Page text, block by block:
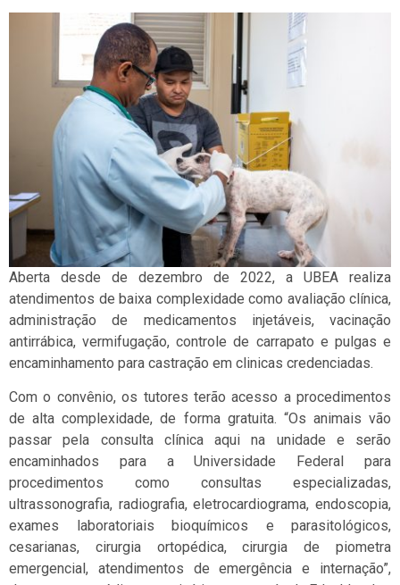
Aberta desde de dezembro de 2022, a UBEA realiza
atendimentos de baixa complexidade como avaliação clínica,
administração de medicamentos injetáveis, vacinação
antirrábica, vermifugação, controle de carrapato e pulgas e
encaminhamento para castração em clinicas credenciadas.
Com o convênio, os tutores terão acesso a procedimentos
de alta complexidade, de forma gratuita. “Os animais vão
passar pela consulta clínica aqui na unidade e serão
encaminhados para a Universidade Federal para
procedimentos como consultas especializadas,
ultrassonografia, radiografia, eletrocardiograma, endoscopia,
exames laboratoriais bioquímicos e parasitológicos,
cesarianas, cirurgia ortopédica, cirurgia de piometra
emergencial, atendimentos de emergência e internação”,